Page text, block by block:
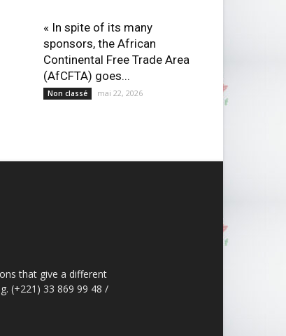
« In spite of its many
sponsors, the African
Continental Free Trade Area
(AfCFTA) goes...
Non classé mai 22, 2026
that give a different
(+221) 33 869 99 48 /